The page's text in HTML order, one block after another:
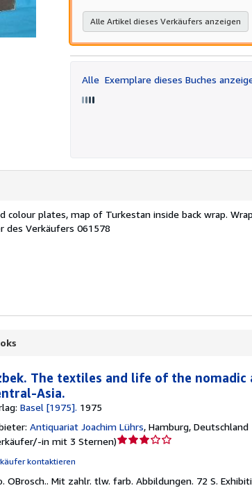
Alle Artikel dieses Verkäufers anzeigen
Alle Exemplare dieses Buches
colour plates, map of Turkestan inside back wrap.
des Verkäufers 061578
The textiles and life of the
Asia.
Basel [1975]. 1975
Antiquariat Joachim Lührs, Hamburg, Deutschland
in mit 3 Sternen)Verkäuferbewertung
5
kontaktieren
OBrosch.. Mit zahlr. tlw. farb. Abbildungen. 72 S.